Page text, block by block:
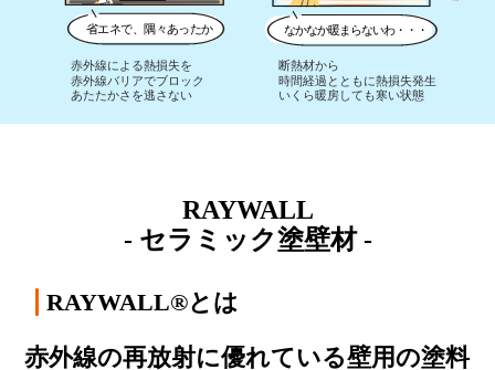
RAYWALL
- セラミック塗壁材 -
RAYWALL®とは
赤外線の再放射に優れている壁用の塗料